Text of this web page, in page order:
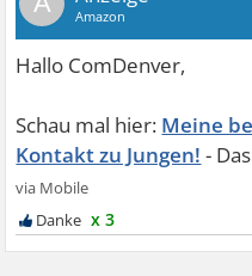
Meine
Kontakt zu Jungen!
x 3